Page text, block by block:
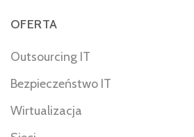
OFERTA
Outsourcing IT
Bezpieczeństwo IT
Wirtualizacja